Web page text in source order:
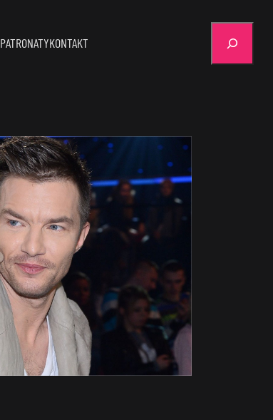
PATRONATYKONTAKT